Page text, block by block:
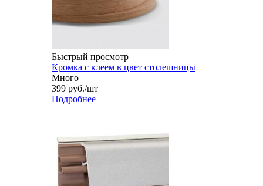
Быстрый просмотр
Кромка с клеем в цвет столешницы
Много
399 руб./шт
Подробнее